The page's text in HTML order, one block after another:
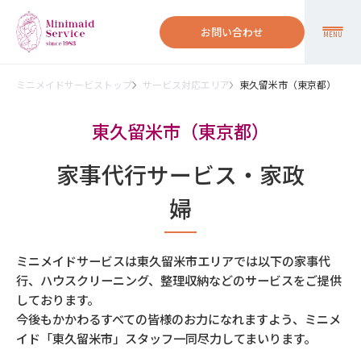
お問い合わせ MENU
ミニメイドサービストップ サービス対応エリア 東久留米市（東京都）
東久留米市（東京都）
家事代行サービス・家政
婦
ミニメイドサービスは東久留米市エリアでは以下の家事代
行、ハウスクリーニング、整理収納などのサービスをご提供
しております。
今後もかかわるすべての皆様のお力になれますよう、ミニメ
イド「東久留米市」スタッフ一同尽力してまいります。